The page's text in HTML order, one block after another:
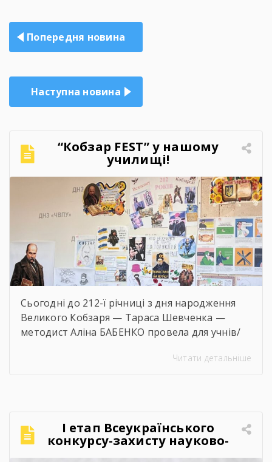
Навігація
записів
Попередня новина
Наступна новина
“Кобзар FEST” у нашому
училищі!
Сьогодні до 212-ї річниці з дня народження
Великого Кобзаря — Тараса Шевченка —
методист Аліна БАБЕНКО провела для учнів/
закладу інтерактивний захід «Кобзар
поезії, а також разом виконали безсмертний
[…]
Читати детальніше
І етап Всеукраїнського
конкурсу-захисту науково-
дослідницьких робіт учнів-